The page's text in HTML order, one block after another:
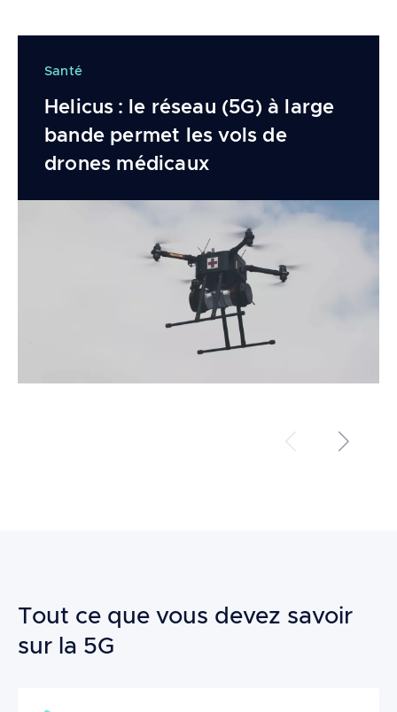
Santé
Helicus : le réseau (5G) à large
bande permet les vols de
drones médicaux
PrécédentSuivant
Tout ce que vous devez savoir
sur la 5G